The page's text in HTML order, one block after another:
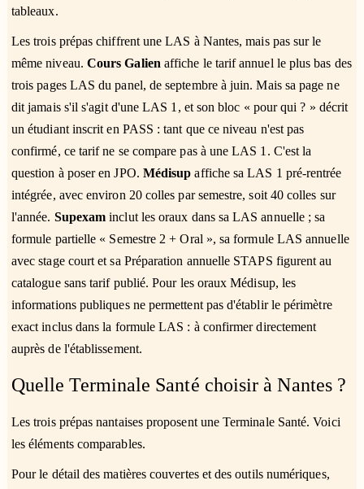
tableaux.
Les trois prépas chiffrent une LAS à Nantes, mais pas sur le
même niveau. Cours Galien affiche le tarif annuel le plus bas des
trois pages LAS du panel, de septembre à juin. Mais sa page ne
dit jamais s'il s'agit d'une LAS 1, et son bloc « pour qui ? » décrit
un étudiant inscrit en PASS : tant que ce niveau n'est pas
confirmé, ce tarif ne se compare pas à une LAS 1. C'est la
question à poser en JPO. Médisup affiche sa LAS 1 pré-rentrée
intégrée, avec environ 20 colles par semestre, soit 40 colles sur
l'année. Supexam inclut les oraux dans sa LAS annuelle ; sa
formule partielle « Semestre 2 + Oral », sa formule LAS annuelle
avec stage court et sa Préparation annuelle STAPS figurent au
catalogue sans tarif publié. Pour les oraux Médisup, les
informations publiques ne permettent pas d'établir le périmètre
exact inclus dans la formule LAS : à confirmer directement
auprès de l'établissement.
Quelle Terminale Santé choisir à Nantes ?
Les trois prépas nantaises proposent une Terminale Santé. Voici
les éléments comparables.
Pour le détail des matières couvertes et des outils numériques,